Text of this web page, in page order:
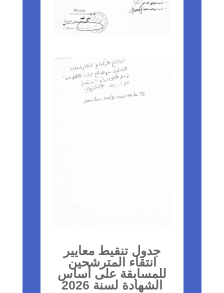
جدول تنقيط معايير
انتقاء المترشحين
للمسابقة على أساس
الشهادة لسنة 2026